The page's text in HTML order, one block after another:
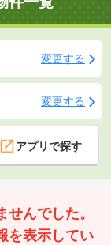
変更する
変更する
アプリで探す
んでした。
を表示してい